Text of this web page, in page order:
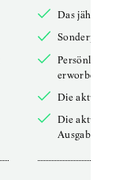
Das jährliche
Persönliches
erworbenen
Die aktuelle
Die aktuelle
Ausgabe